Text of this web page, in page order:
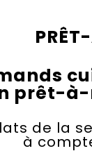
prêt-
de la
à